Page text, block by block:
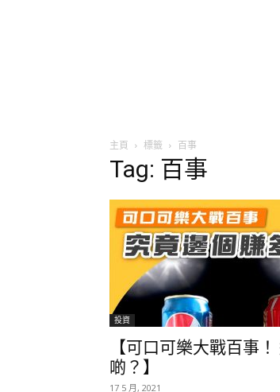
主頁 標籤 百事
Tag: 百事
投資
【可口可樂大戰百事
啲？】
17 5 月, 2021